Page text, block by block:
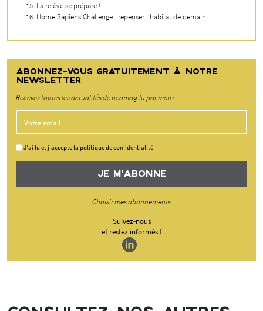
La relève se prépare !
Home Sapiens Challenge : repenser l’habitat de demain
ABONNEZ-VOUS GRATUITEMENT À NOTRE
NEWSLETTER
Recevez toutes les actualités de neomag.lu par mail !
J'ai lu et j'accepte la politique de confidentialité
JE M'ABONNE
Choisir mes abonnements
Suivez-nous
et restez informés !